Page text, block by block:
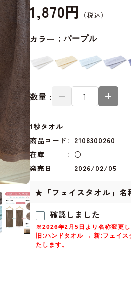
1,870円
カラー：パープル
数量 :
1秒タオル
商品コード
2108300260
在庫
○
発売日
2026/02/05
★「フェイスタオル」名
確認しました
※2026年2月5日より名称変更し
旧:ハンドタオル → 新:フェイス
たします。